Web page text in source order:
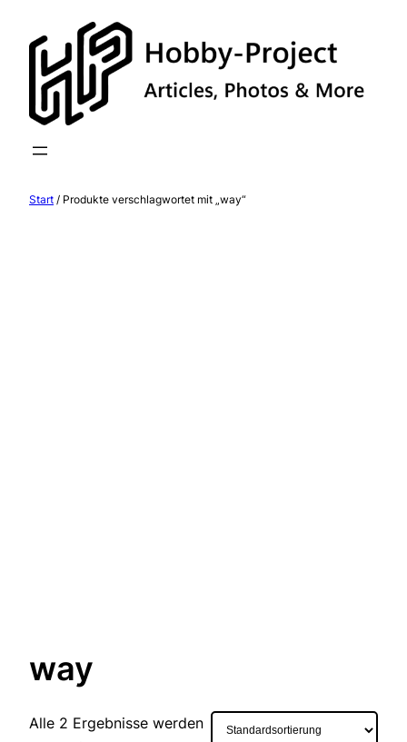
Inhalt
springen
Start / Produkte verschlagwortet mit „way“
way
Alle 2 Ergebnisse werden